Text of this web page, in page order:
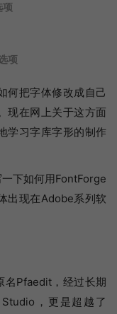
项
项
何把字体修改成自己
现在网上关于这方面
学习字库字形的制作
下如何用FontForge
出现在Adobe系列软
名Pfaedit，经过长期
，更是超越了